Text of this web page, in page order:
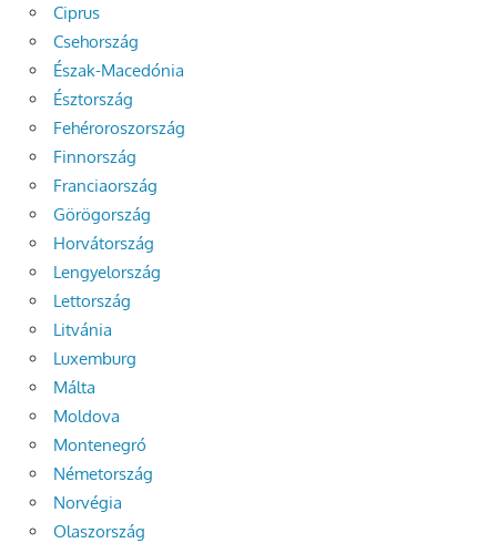
Ciprus
Csehország
Észak-Macedónia
Észtország
Fehéroroszország
Finnország
Franciaország
Görögország
Horvátország
Lengyelország
Lettország
Litvánia
Luxemburg
Málta
Moldova
Montenegró
Németország
Norvégia
Olaszország